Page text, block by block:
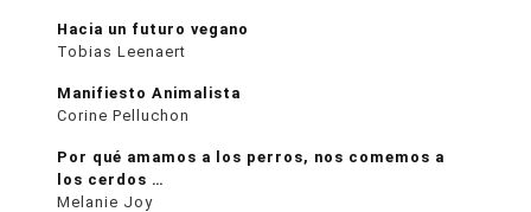
Hacia un futuro vegano
Tobias Leenaert
Manifiesto Animalista
Corine Pelluchon
Por qué amamos a los perros, nos comemos a
los cerdos …
Melanie Joy